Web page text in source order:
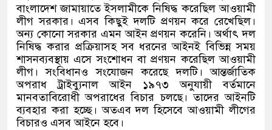
বাংলাদেশ জামায়াতে ইসলামীকে নিষিদ্ধ করেছিল আওয়ামী
লীগ সরকার। এসব কিছুই দলটি প্রণয়ন করে রেখেছিল।
অন্য কোনো সরকার এমন আইন প্রণয়ন করেনি। অর্থাৎ দল
নিষিদ্ধ করার প্রক্রিয়াসহ সব ধরনের আইনই বিভিন্ন সময়
শাসনব্যবস্থায় এসে সংশোধন বা প্রণয়ন করেছিল আওয়ামী
লীগ। সংবিধানও সংযোজন করেছে দলটি। আন্তর্জাতিক
অপরাধ ট্রাইব্যুনাল আইন ১৯৭৩ অনুযায়ী বর্তমানে
মানবতাবিরোধী অপরাধের বিচার চলছে। তাদের আইনটি
ব্যবহার করা হচ্ছে। অতএব দল হিসেবে আওয়ামী লীগের
বিচারও এসব আইনে হবে।